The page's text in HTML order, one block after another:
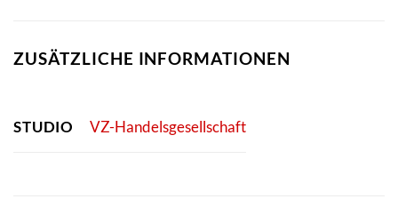
ZUSÄTZLICHE INFORMATIONEN
STUDIO VZ-Handelsgesellschaft